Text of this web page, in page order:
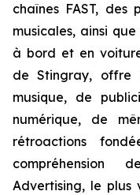
chaînes FAST,
musicales, ainsi
à bord et en
de Stingray, offre
musique, de
numérique, de
rétroactions
compréhension
Advertising, le